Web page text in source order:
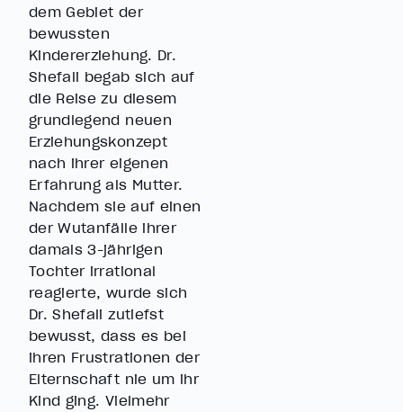
dem Gebiet der
bewussten
Kindererziehung. Dr.
Shefali begab sich auf
die Reise zu diesem
grundlegend neuen
Erziehungskonzept
nach ihrer eigenen
Erfahrung als Mutter.
Nachdem sie auf einen
der Wutanfälle ihrer
damals 3-jährigen
Tochter irrational
reagierte, wurde sich
Dr. Shefali zutiefst
bewusst, dass es bei
ihren Frustrationen der
Elternschaft nie um ihr
Kind ging. Vielmehr